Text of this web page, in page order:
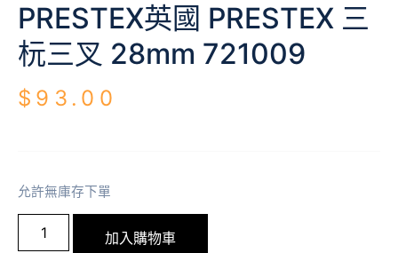
PRESTEX英國 PRESTEX 三
杬三叉 28mm 721009
$ 93.00
允許無庫存下單
加入購物車